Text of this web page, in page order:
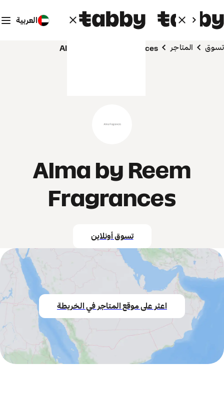
العربية
تسوق المتاجر Alma by Reem Fragrances
Alma by Reem
Fragrances
تسوق أونلاين
اعثر على موقع المتاجر في الخريطة